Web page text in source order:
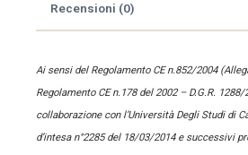
quantità
Recensioni (0)
Ai sensi del Regolamento CE n.852/2004
Regolamento CE n.178 del 2002 – D.G.R.
collaborazione con l’Università Degli Studi di
d’intesa n°2285 del 18/03/2014 e successivi